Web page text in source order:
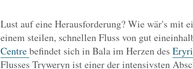
Lust auf eine Herausforderung? Wie wär's mit
einem steilen, schnellen Fluss von gut
Centrebefindet sich in Bala im Herzen des
Flusses Tryweryn ist einer der intensivsten